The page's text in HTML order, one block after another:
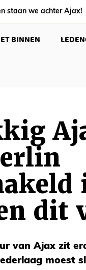
staan we achter Ajax!
BINNEN
dit
van Ajax zit
moest